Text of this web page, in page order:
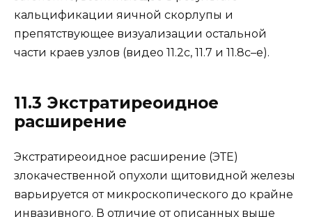
кальцификации яичной скорлупы и
препятствующее визуализации остальной
части краев узлов (видео 11.2с, 11.7 и 11.8с–e).
11.3 Экстратиреоидное
расширение
Экстратиреоидное расширение (ЭТЕ)
злокачественной опухоли щитовидной железы
варьируется от микроскопического до крайне
инвазивного. В отличие от описанных выше